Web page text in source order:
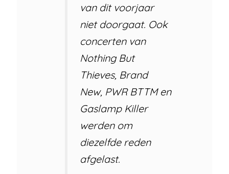
van dit voorjaar
niet doorgaat. Ook
concerten van
Nothing But
Thieves, Brand
New, PWR BTTM en
Gaslamp Killer
werden om
diezelfde reden
afgelast.